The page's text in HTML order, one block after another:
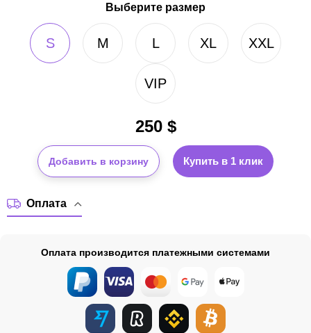
Выберите размер
S M L XL XXL
VIP
250$
Добавить в корзину Купить в 1 клик
Оплата
Оплата производится платежными системами